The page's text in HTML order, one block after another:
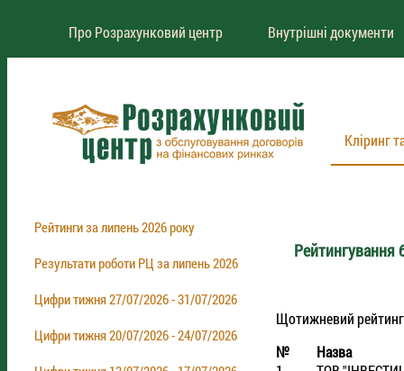
Про Розрахунковий центр Внутрішні документи
Кліринг
Рейтинги за липень 2026 року
Результати роботи РЦ за липень 2026
Цифри тижня 27/07/2026 - 31/07/2026
Цифри тижня 20/07/2026 - 24/07/2026
Рейтингування
Щотижневий рейтинг
№
Назва